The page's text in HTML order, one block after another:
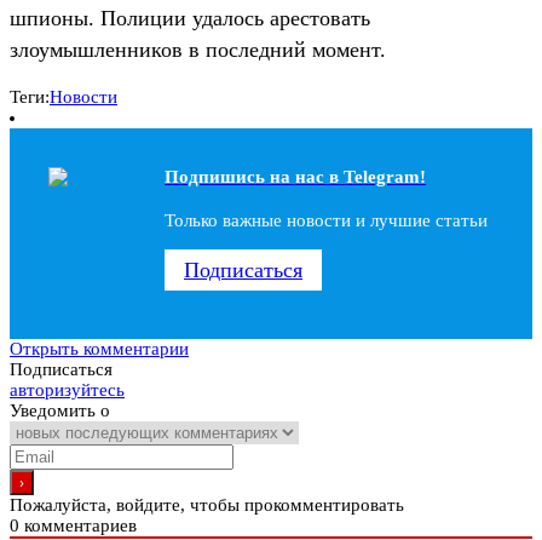
шпионы. Полиции удалось арестовать
злоумышленников в последний момент.
Теги:Новости
Подпишись на наc в Telegram!
Только важные новости и лучшие статьи
Подписаться
Открыть комментарии
Подписаться
авторизуйтесь
Уведомить о
Пожалуйста, войдите, чтобы прокомментировать
0 комментариев